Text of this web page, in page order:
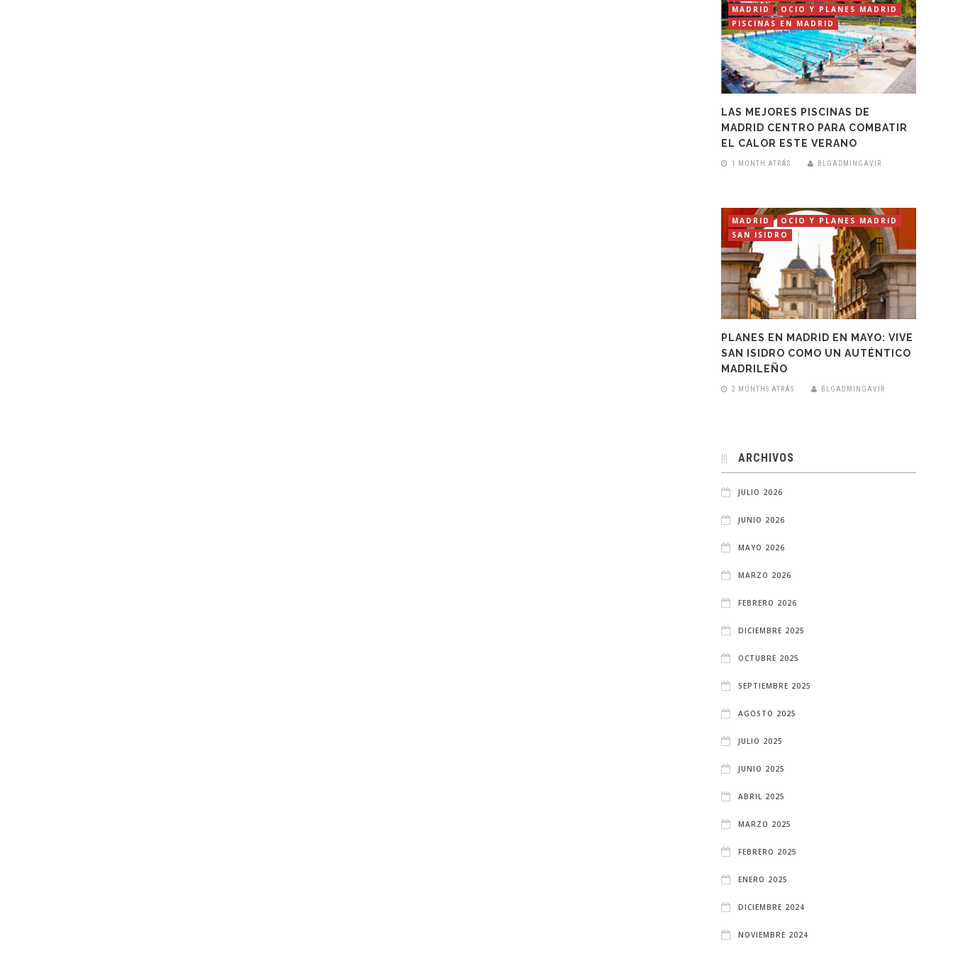
MADRID
OCIO Y PLANES MADRID
PISCINAS EN MADRID
LAS MEJORES PISCINAS DE
MADRID CENTRO PARA COMBATIR
EL CALOR ESTE VERANO
1 MONTH ATRÁS BLGADMINGAVIR
MADRID
OCIO Y PLANES MADRID
SAN ISIDRO
PLANES EN MADRID EN MAYO: VIVE
SAN ISIDRO COMO UN AUTÉNTICO
MADRILEÑO
2 MONTHS ATRÁS BLGADMINGAVIR
ARCHIVOS
JULIO 2026
JUNIO 2026
MAYO 2026
MARZO 2026
FEBRERO 2026
DICIEMBRE 2025
OCTUBRE 2025
SEPTIEMBRE 2025
AGOSTO 2025
JULIO 2025
JUNIO 2025
ABRIL 2025
MARZO 2025
FEBRERO 2025
ENERO 2025
DICIEMBRE 2024
NOVIEMBRE 2024